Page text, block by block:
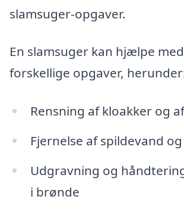
slamsuger-opgaver.
En slamsuger kan hjælpe
forskellige opgaver,
Rensning af kloakker og
Fjernelse af spildevand
Udgravning og
i brønde